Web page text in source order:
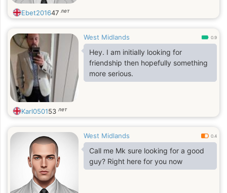
Ebet201647 лет
West Midlands 0.9
Hey. I am initially looking for
friendship then hopefully something
more serious.
Karl050153 лет
West Midlands 0.4
Call me Mk sure looking for a good
guy? Right here for you now